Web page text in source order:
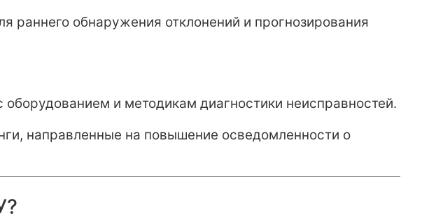
раннего обнаружения отклонений и прогнозирования
и методикам диагностики неисправностей.
направленные на повышение осведомленности о